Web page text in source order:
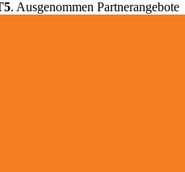
. Ausgenommen Partnerangebote